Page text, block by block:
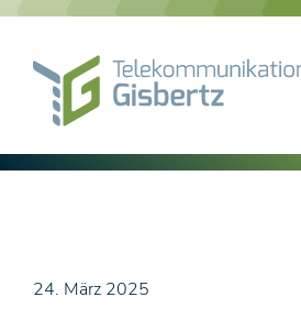
Skip
24. März 2025